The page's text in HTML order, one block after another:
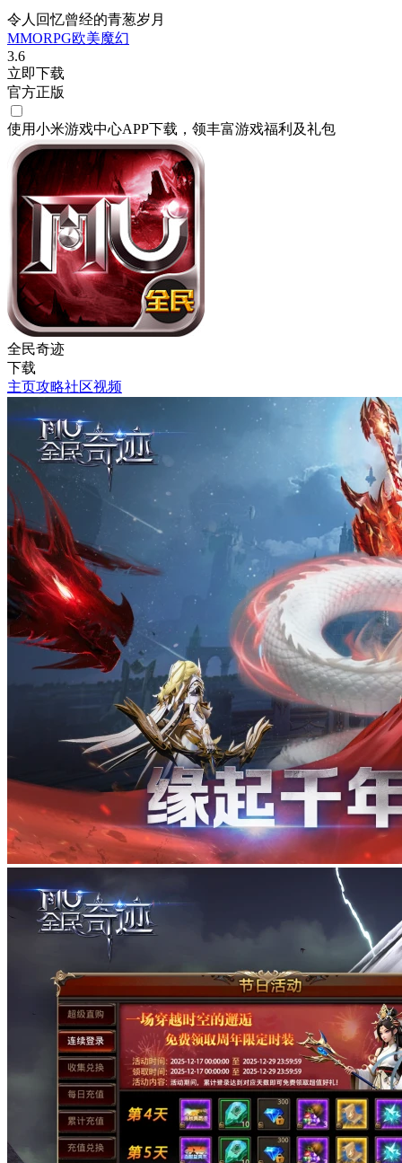
令人回忆曾经的青葱岁月
MMORPG欧美魔幻
3.6
立即下载
官方正版
使用小米游戏中心APP下载 ，领丰富游戏福利 及礼包
全民奇迹
下载
主页攻略社区视频